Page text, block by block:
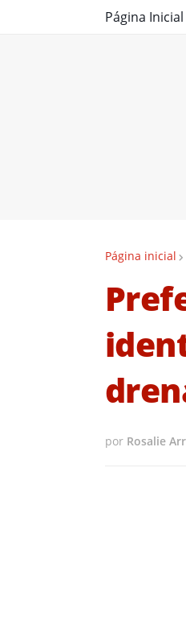
Página Inicial
Página inicial
por Rosalie